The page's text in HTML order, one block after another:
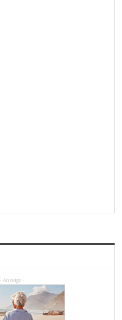
- Anzeige -